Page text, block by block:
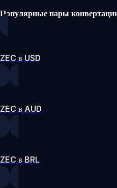
Популярные пары
ZEC в USD
ZEC в AUD
ZEC в BRL